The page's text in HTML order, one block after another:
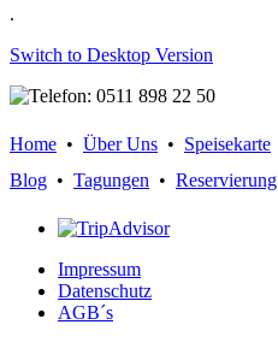
.
Switch to Desktop Version
Home • Über Uns • Speisekarte
Blog • Tagungen • Reservierung
Impressum
Datenschutz
AGB´s